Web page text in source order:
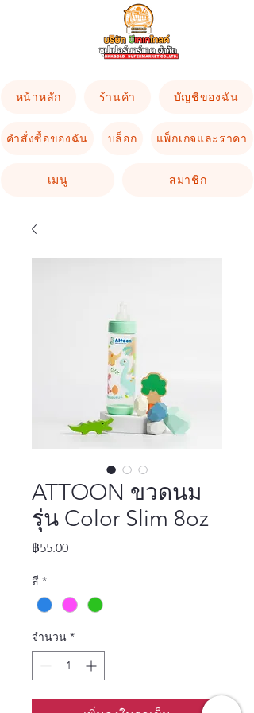
หน้าหลัก ร้านค้า บัญชีของฉัน
คำสั่งซื้อของฉัน บล็อก แพ็กเกจและราคา
เมนู สมาชิก
ATTOON ขวดนม
รุ่น Color Slim 8oz
฿55.00ราคา
สี *
จำนวน *